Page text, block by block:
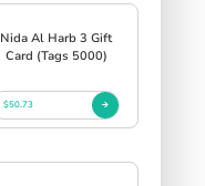
Nida Al Harb 3 Gift
Card (Tags 5000)
$50.73